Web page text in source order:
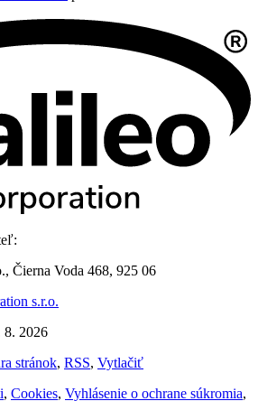
Čierna Voda 468, 925 06
s.r.o.
8. 2026
stránok, RSS, Vytlačiť
, Cookies, Vyhlásenie o ochrane súkromia,